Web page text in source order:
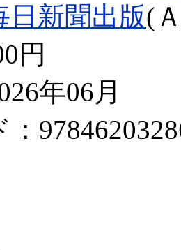
日新聞出版(
円
年06月